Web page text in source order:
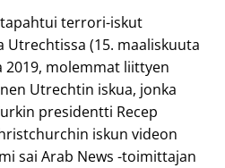
terrori-iskut
Utrechtissa (15. maaliskuuta
2019, molemmat liittyen
Utrechtin iskua, jonka
presidentti Recep
iskun videon
sai Arab News -toimittajan